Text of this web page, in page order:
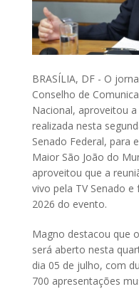
BRASÍLIA, DF - O
Conselho de
Nacional, aproveitou
realizada nesta
Senado Federal, para
Maior São João do
aproveitou que a
vivo pela TV Senado
2026 do evento.
Magno destacou que
será aberto nesta
dia 05 de julho, com
700 apresentações